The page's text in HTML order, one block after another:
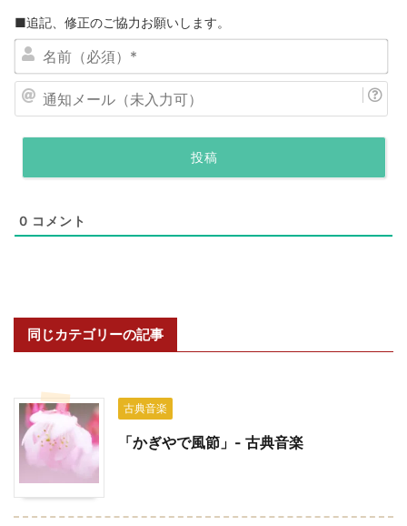
■追記、修正のご協力お願いします。
名
前
（
知
ー
未
0 コメント
同じカテゴリーの記事
古典音楽
「かぎやで風節」- 古典音楽